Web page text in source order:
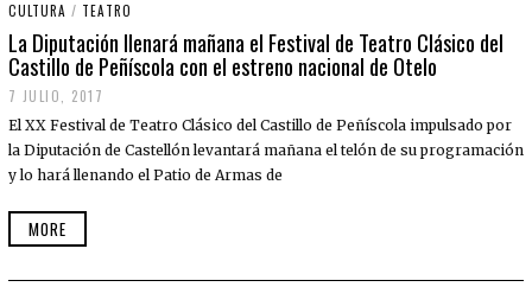
CULTURA / TEATRO
La Diputación llenará mañana el Festival de Teatro Clásico del
Castillo de Peñíscola con el estreno nacional de Otelo
7 JULIO, 2017
El XX Festival de Teatro Clásico del Castillo de Peñíscola impulsado por
la Diputación de Castellón levantará mañana el telón de su programación
y lo hará llenando el Patio de Armas de
MORE